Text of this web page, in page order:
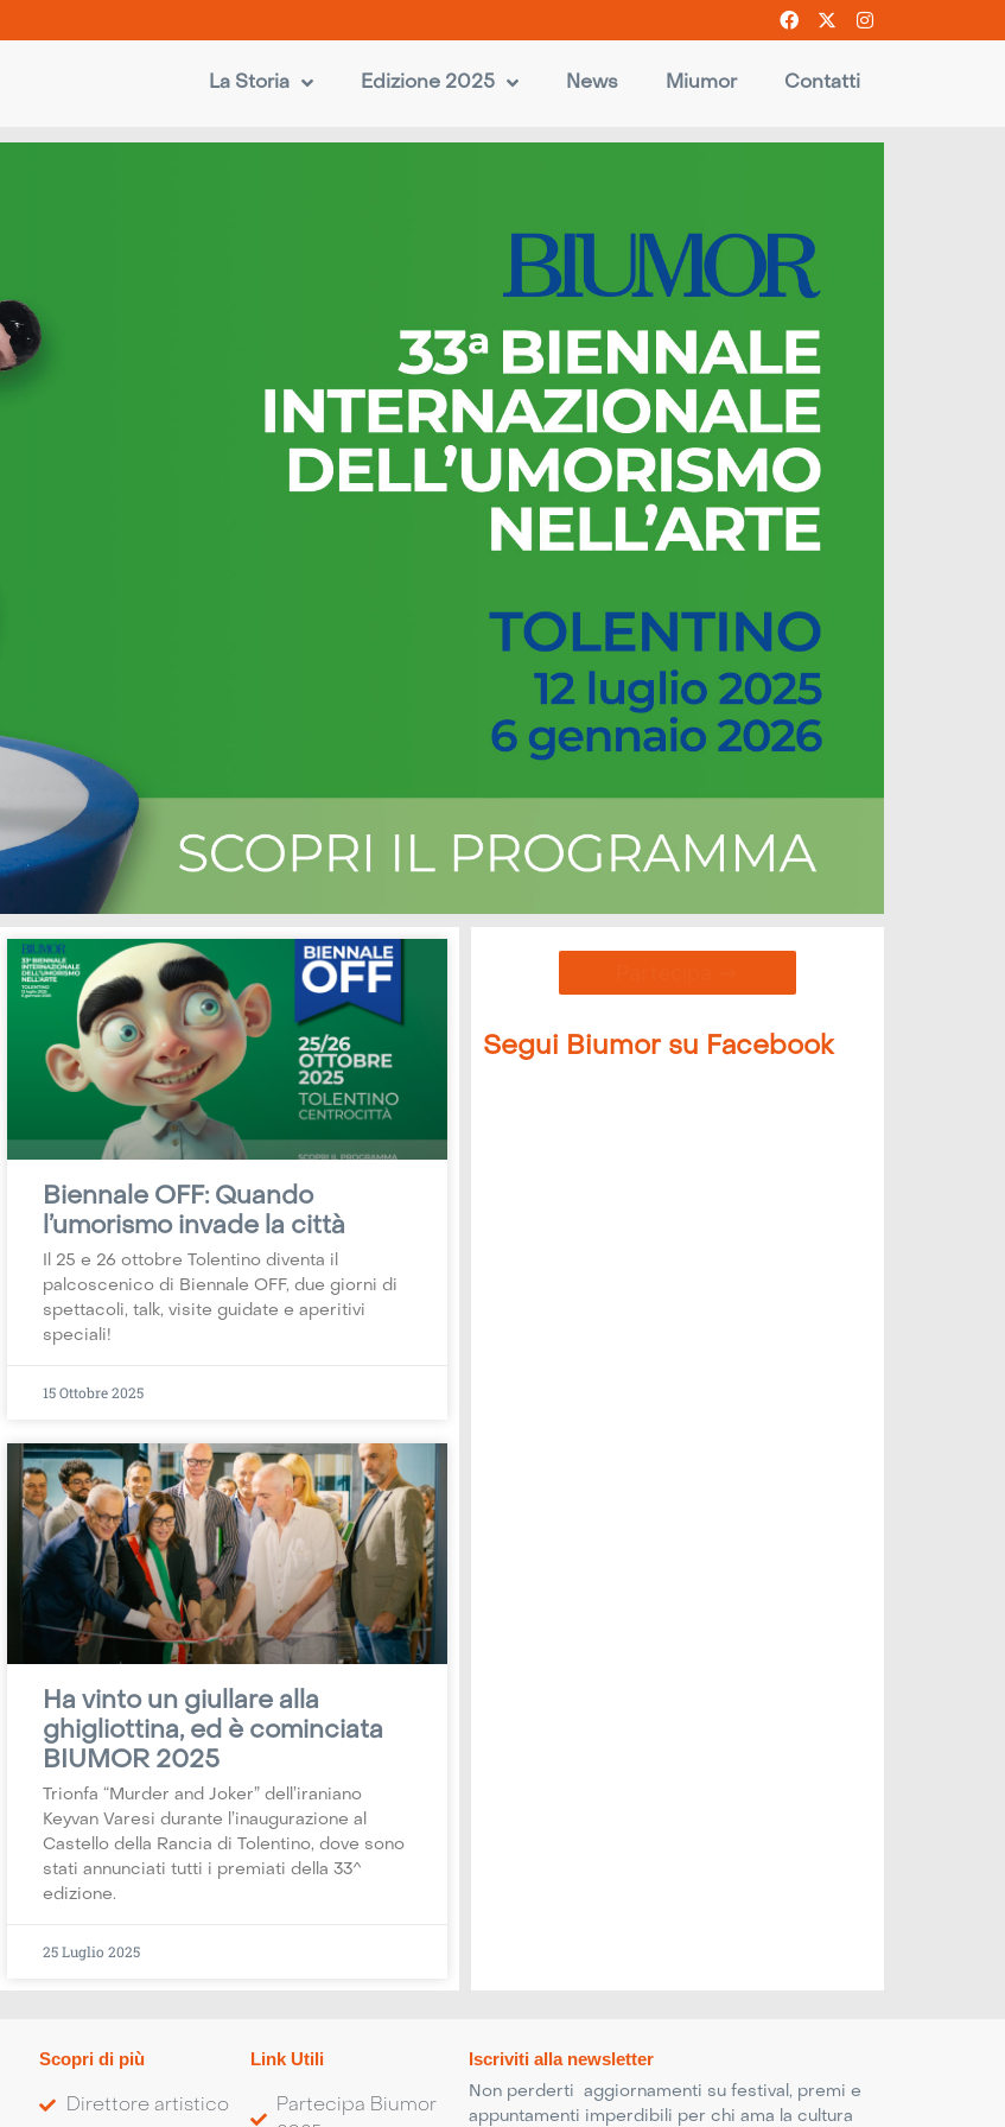
La Storia Edizione 2025 News Miumor Contatti
Biennale OFF: Quando
l’umorismo invade la città
Il 25 e 26 ottobre Tolentino diventa il
palcoscenico di Biennale OFF, due giorni di
spettacoli, talk, visite guidate e aperitivi
speciali!
15 Ottobre 2025
Ha vinto un giullare alla
ghigliottina, ed è cominciata
BIUMOR 2025
Trionfa “Murder and Joker” dell’iraniano
Keyvan Varesi durante l’inaugurazione al
Castello della Rancia di Tolentino, dove sono
stati annunciati tutti i premiati della 33^
edizione.
25 Luglio 2025
Segui Biumor su Facebook
Scopri di più
Direttore artistico
Link Utili
Partecipa Biumor
Iscriviti alla newsletter
Non perderti aggiornamenti su festival, premi e
appuntamenti imperdibili per chi ama la cultura